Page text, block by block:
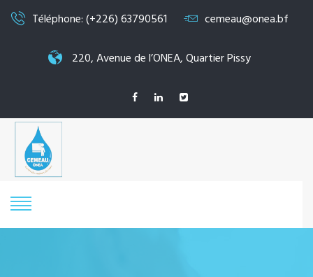
Téléphone: (+226) 63790561 cemeau@onea.bf
220, Avenue de l’ONEA, Quartier Pissy